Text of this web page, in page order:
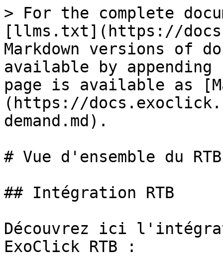
> For the complete
[llms.txt](https://
Markdown versions of
available by
page is available as
(https://
demand.md).
# Vue d'ensemble du
## Intégration RTB
Découvrez ici
ExoClick RTB :